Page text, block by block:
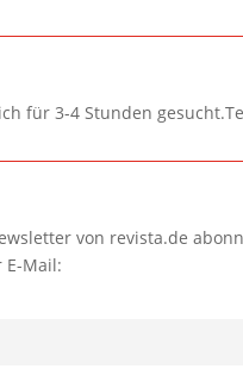
für 3-4 Stunden
von revista.de
Mail: